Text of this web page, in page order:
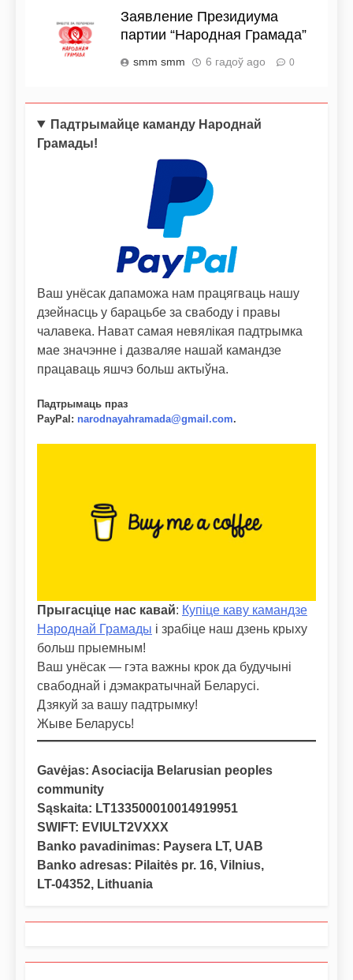
Заявление Президиума
партии “Народная Грамада”
smm smm 6 гадоў ago 0
Падтрымайце каманду Народнай
Грамады!
Ваш унёсак дапаможа нам працягваць нашу
дзейнасць у барацьбе за свабоду і правы
чалавека. Нават самая невялікая падтрымка
мае значэнне і дазваляе нашай камандзе
працаваць яшчэ больш актыўна.
Падтрымаць праз
PayPal : narodnayahramada@gmail.com.
Прыгасціце нас кавай: Купіце каву камандзе
Народнай Грамады і зрабіце наш дзень крыху
больш прыемным!
Ваш унёсак — гэта важны крок да будучыні
свабоднай і дэмакратычнай Беларусі.
Дзякуй за вашу падтрымку!
Жыве Беларусь!
Gavėjas: Asociacija Belarusian peoples
community
Sąskaita: LT133500010014919951
SWIFT: EVIULT2VXXX
Banko pavadinimas: Paysera LT, UAB
Banko adresas: Pilaitės pr. 16, Vilnius,
LT-04352, Lithuania